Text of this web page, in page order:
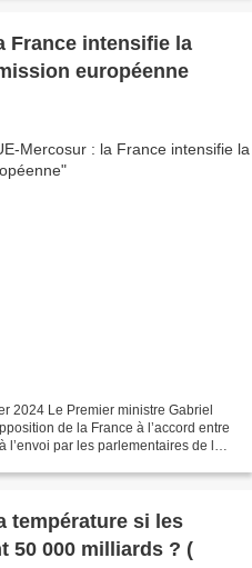
France intensifie la
européenne
2024 Le Premier ministre Gabriel
de la France à l’accord entre
l’envoi par les parlementaires de la
température si les
50 000 milliards ? (